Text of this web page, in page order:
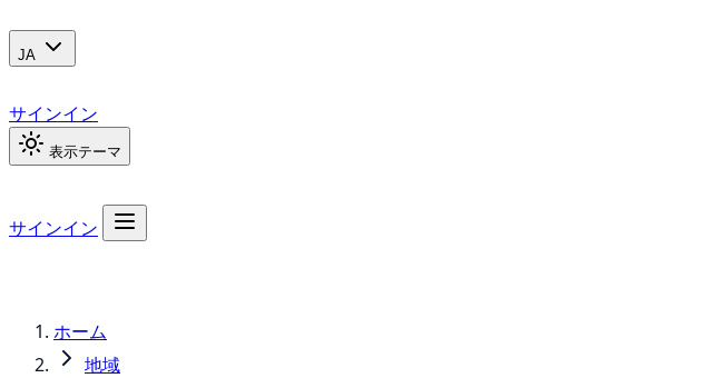
JA
サインイン
表示テーマ
サインイン
ホーム
地域